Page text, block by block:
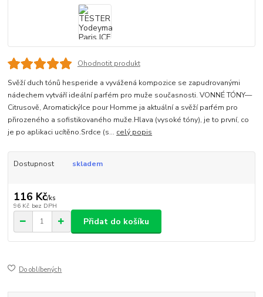
Ohodnotit produkt
Svěží duch tónů hesperide a vyvážená kompozice se zapudrovanými
nádechem vytváří ideální parfém pro muže současnosti. VONNÉ TÓNY—
Citrusově, AromatickýIce pour Homme ja aktuální a svěží parfém pro
přirozeného a sofistikovaného muže.Hlava (vysoké tóny), je to první, co
je po aplikaci ucítěno.Srdce (s... celý popis
Dostupnost skladem
116 Kč/ks
96 Kč bez DPH
Přidat do košíku
Do oblíbených